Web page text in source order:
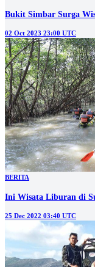
Bukit Simbar Surga
02 Oct 2023 23:00 UTC
BERITA
Ini Wisata Liburan di
25 Dec 2022 03:40 UTC